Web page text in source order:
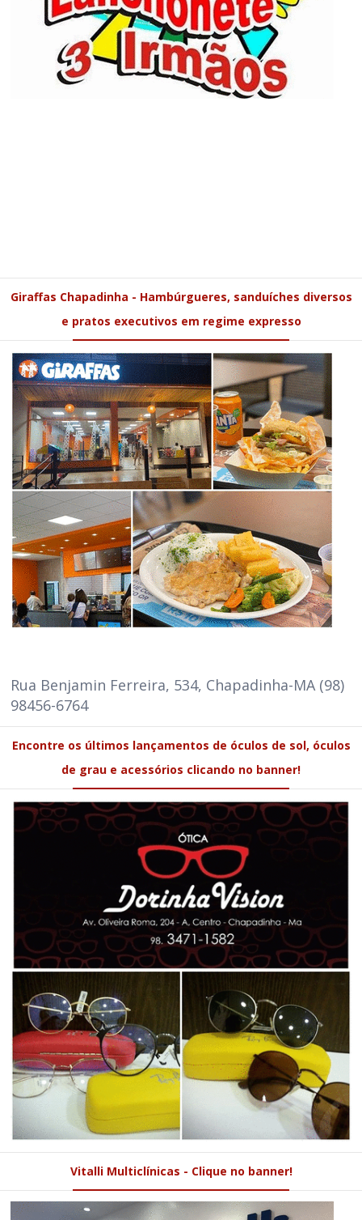
Giraffas Chapadinha - Hambúrgueres, sanduíches diversos
e pratos executivos em regime expresso
Rua Benjamin Ferreira, 534, Chapadinha-MA (98)
98456-6764
Encontre os últimos lançamentos de óculos de sol, óculos
de grau e acessórios clicando no banner!
Vitalli Multiclínicas - Clique no banner!